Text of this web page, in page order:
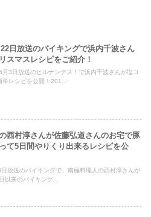
日放送のバイキングで浜内千波さん
スマスレシピをご紹介！
3日放送のヒルナンデス！で浜内千波さんが塩コ
単レシピを公開！201...
西村淳さんが佐藤弘道さんのお宅で豚
て5日間やりくり出来るレシピを公
放送のバイキングで、南極料理人の西村淳さんが
以来のバイキング...